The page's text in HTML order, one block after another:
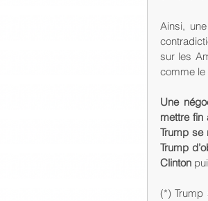
Ainsi,
sur les
comme le
Une
mettre fin
Trump se
Trump
Clinton
(*) Trump